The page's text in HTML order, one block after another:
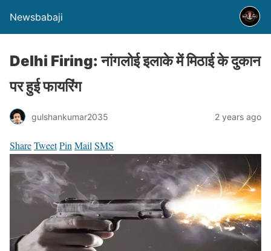
Newsbabaji
Delhi Firing: नांगलोई इलाके में मिठाई के दुकान
पर हुई फायरिंग
gulshankumar2035 2 years ago
ShareTweetPin Mail SMS